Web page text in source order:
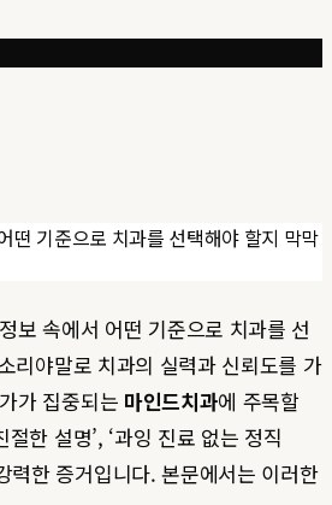
떤 기준으로 치과를 선택해야 할지 막막
보 속에서 어떤 기준으로 치과를 선
리야말로 치과의 실력과 신뢰도를 가
가 집중되는 마인드치과에 주목할
한 설명’, ‘과잉 진료 없는 정직
력한 증거입니다. 본문에서는 이러한